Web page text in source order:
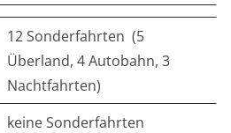
12 Sonderfahrten (5
Überland, 4 Autobahn, 3
Nachtfahrten)
keine Sonderfahrten